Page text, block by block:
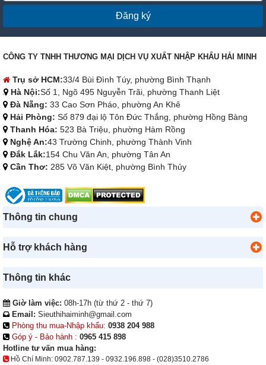
Đăng ký
CÔNG TY TNHH THƯƠNG MẠI DỊCH VỤ XUẤT NHẬP KHẨU HẢI MINH
Trụ sở HCM:33/4 Bùi Đình Túy, phường Bình Thạnh
Hà Nội:Số 1, Ngõ 495 Nguyễn Trãi, phường Thanh Liệt
Đà Nẵng: 33 Cao Sơn Pháo, phường An Khê
Hải Phòng: Số 879 đại lộ Tôn Đức Thắng, phường Hồng Bàng
Thanh Hóa: 523 Bà Triệu, phường Hàm Rồng
Nghệ An:43 Trường Chinh, phường Thành Vinh
Đắk Lắk:154 Chu Văn An, phường Tân An
Cần Thơ: 285 Võ Văn Kiệt, phường Bình Thủy
Thông tin chung
Hỗ trợ khách hàng
Thông tin khác
Giờ làm việc: 08h-17h (từ thứ 2 - thứ 7)
Email: Sieuthihaiminh@gmail.com
Phòng thu mua-Nhập khẩu: 0938 204 988
Góp ý - Bảo hành : 0965 415 898
Hotline tư vấn mua hàng:
Hồ Chí Minh: 0902.787.139 - 0932.196.898 - (028)3510.2786